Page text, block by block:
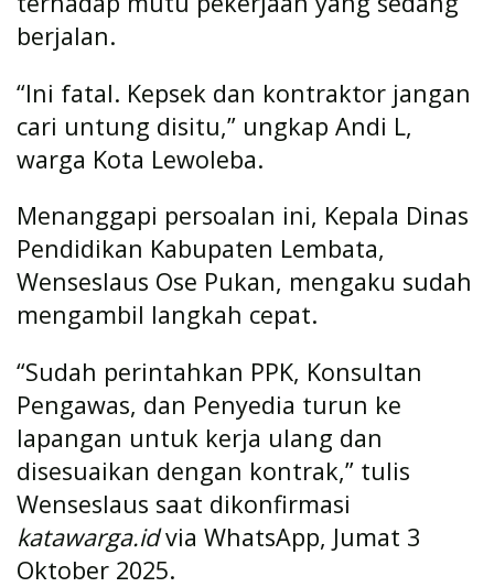
berjalan.
“Ini fatal. Kepsek dan kontraktor jangan
cari untung disitu,” ungkap Andi L,
warga Kota Lewoleba.
Menanggapi persoalan ini, Kepala Dinas
Pendidikan Kabupaten Lembata,
Wenseslaus Ose Pukan, mengaku sudah
mengambil langkah cepat.
“Sudah perintahkan PPK, Konsultan
Pengawas, dan Penyedia turun ke
lapangan untuk kerja ulang dan
disesuaikan dengan kontrak,” tulis
Wenseslaus saat dikonfirmasi
katawarga.idvia WhatsApp, Jumat 3
Oktober 2025.